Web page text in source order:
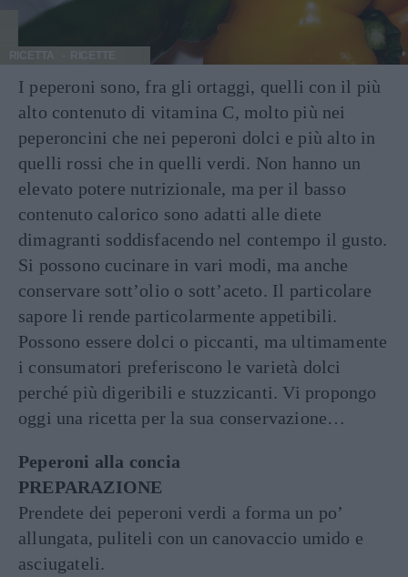
RICETTA
I peperoni sono, fra gli ortaggi, quelli con il più
alto contenuto di vitamina C, molto più nei
peperoncini che nei peperoni dolci e più alto in
quelli rossi che in quelli verdi. Non hanno un
elevato potere nutrizionale, ma per il basso
contenuto calorico sono adatti alle diete
dimagranti soddisfacendo nel contempo il gusto.
Si possono cucinare in vari modi, ma anche
conservare sott’olio o sott’aceto. Il particolare
sapore li rende particolarmente appetibili.
Possono essere dolci o piccanti, ma ultimamente
i consumatori preferiscono le varietà dolci
perché più digeribili e stuzzicanti. Vi propongo
oggi una ricetta per la sua conservazione…
Peperoni alla concia
PREPARAZIONE
Prendete dei peperoni verdi a forma un po’
allungata, puliteli con un canovaccio umido e
asciugateli.